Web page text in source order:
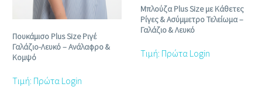
Πουκάμισο Plus Size Ριγέ
Γαλάζιο‑Λευκό – Ανάλαφρο &
Κομψό
Τιμή: Πρώτα Login
Μπλούζα Plus Size με Κάθετες
Ρίγες & Ασύμμετρο Τελείωμα –
Γαλάζιο & Λευκό
Τιμή: Πρώτα Login